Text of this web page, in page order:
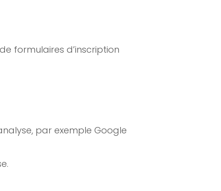
formulaires d’inscription
par exemple Google